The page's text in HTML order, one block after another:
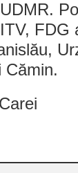
FDG
Cămin.